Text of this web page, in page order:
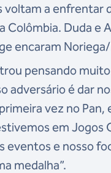
voltam a
Colômbia. Duda
encaram
pensando
adversário é dar
vez no
em Jogos
eventos e nosso
medalha”.